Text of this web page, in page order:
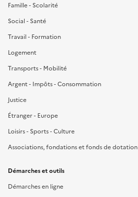
Famille - Scolarité
Social - Santé
Travail - Formation
Logement
Transports - Mobilité
Argent - Impôts - Consommation
Justice
Étranger - Europe
Loisirs - Sports - Culture
Associations, fondations et fonds de dotation
Démarches et outils
Démarches en ligne